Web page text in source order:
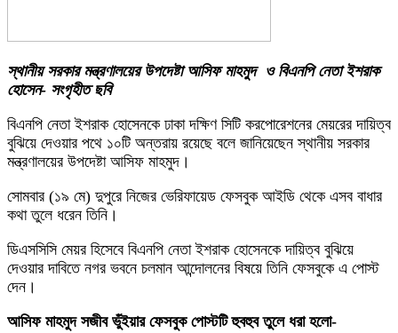
স্থানীয় সরকার মন্ত্রণালয়ের উপদেষ্টা আসিফ মাহমুদ ও বিএনপি নেতা ইশরাক
হোসেন- সংগৃহীত ছবি
বিএনপি নেতা ইশরাক হোসেনকে ঢাকা দক্ষিণ সিটি করপোরেশনের মেয়রের দায়িত্ব
বুঝিয়ে দেওয়ার পথে ১০টি অন্তরায় রয়েছে বলে জানিয়েছেন স্থানীয় সরকার
মন্ত্রণালয়ের উপদেষ্টা আসিফ মাহমুদ।
সোমবার (১৯ মে) দুপুরে নিজের ভেরিফায়েড ফেসবুক আইডি থেকে এসব বাধার
কথা তুলে ধরেন তিনি।
ডিএসসিসি মেয়র হিসেবে বিএনপি নেতা ইশরাক হোসেনকে দায়িত্ব বুঝিয়ে
দেওয়ার দাবিতে নগর ভবনে চলমান আন্দোলনের বিষয়ে তিনি ফেসবুকে এ পোস্ট
দেন।
আসিফ মাহমুদ সজীব ভুঁইয়ার ফেসবুক পোস্টটি হুবহুব তুলে ধরা হলো-